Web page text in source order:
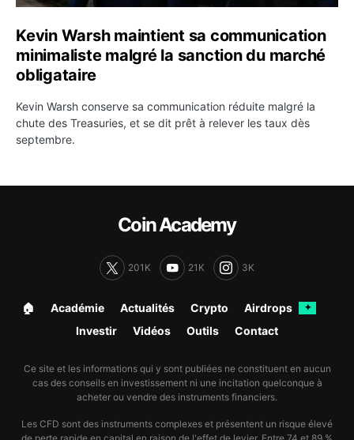
Kevin Warsh maintient sa communication
minimaliste malgré la sanction du marché
obligataire
Kevin Warsh conserve sa communication réduite malgré la
chute des Treasuries, et se dit prêt à relever les taux dès
septembre.
Coin Academy
201K 21K 3K
🏠︎ Académie Actualités Crypto Airdrops ✦
Investir Vidéos Outils Contact
Ce site et les informations qui y sont publiées ne constituent en aucun
cas des conseils en investissement ni une incitation quelconque à
acheter ou vendre des instruments financiers.
Les CFD sont des instruments complexes et présentent un risque élevé